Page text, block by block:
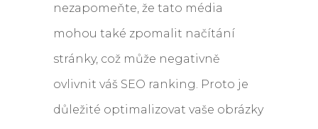
nezapomeňte, že tato média
mohou také zpomalit načítání
stránky, což může negativně
ovlivnit váš SEO ranking. Proto je
důležité optimalizovat vaše obrázky